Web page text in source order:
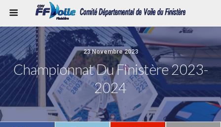
23 Novembre 2023
Championnat Du Finistère 2023-
2024